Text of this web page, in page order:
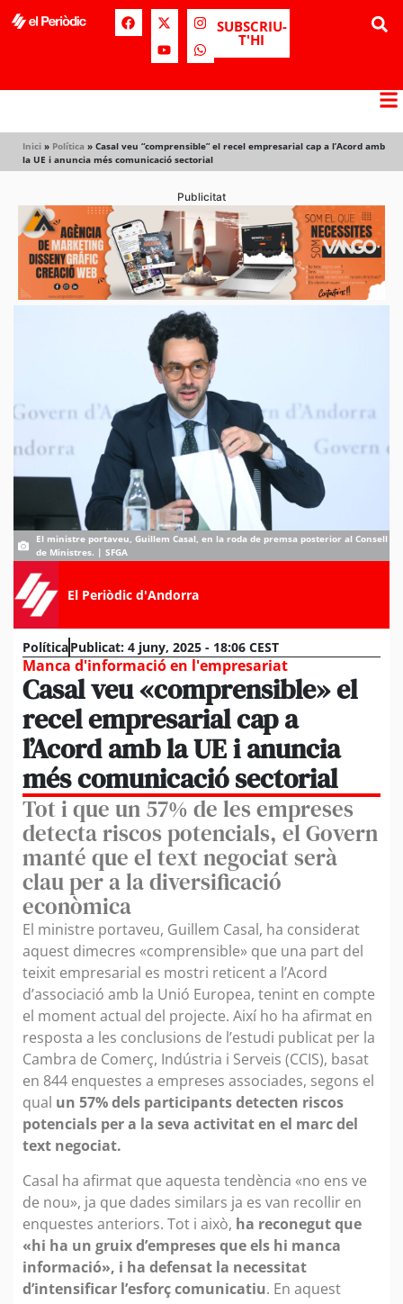
SUBSCRIU-
T'HI
Inici » Política » Casal veu “comprensible” el recel empresarial cap a l’Acord amb
la UE i anuncia més comunicació sectorial
Publicitat
El ministre portaveu, Guillem Casal, en la roda de premsa posterior al Consell
de Ministres. | SFGA
El Periòdic d'Andorra
PolíticaPublicat: 4 juny, 2025 - 18:06 CEST
Manca d'informació en l'empresariat
Casal veu «comprensible» el
recel empresarial cap a
l’Acord amb la UE i anuncia
més comunicació sectorial
Tot i que un 57% de les empreses
detecta riscos potencials, el Govern
manté que el text negociat serà
clau per a la diversificació
econòmica
El ministre portaveu, Guillem Casal, ha considerat
aquest dimecres «comprensible» que una part del
teixit empresarial es mostri reticent a l’Acord
d’associació amb la Unió Europea, tenint en compte
el moment actual del projecte. Així ho ha afirmat en
resposta a les conclusions de l’estudi publicat per la
Cambra de Comerç, Indústria i Serveis (CCIS), basat
en 844 enquestes a empreses associades, segons el
qual un 57% dels participants detecten riscos
potencials per a la seva activitat en el marc del
text negociat.
Casal ha afirmat que aquesta tendència «no ens ve
de nou», ja que dades similars ja es van recollir en
enquestes anteriors. Tot i això, ha reconegut que
«hi ha un gruix d’empreses que els hi manca
informació», i ha defensat la necessitat
d’intensificar l’esforç comunicatiu. En aquest